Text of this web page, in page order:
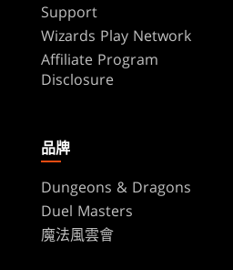
Support
Wizards Play Network
Affiliate Program
Disclosure
品牌
Dungeons & Dragons
Duel Masters
魔法風雲會